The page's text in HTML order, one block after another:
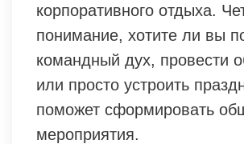
корпоративного отдыха.
понимание, хотите ли вы
командный дух, провести
или просто устроить
поможет сформировать
мероприятия.